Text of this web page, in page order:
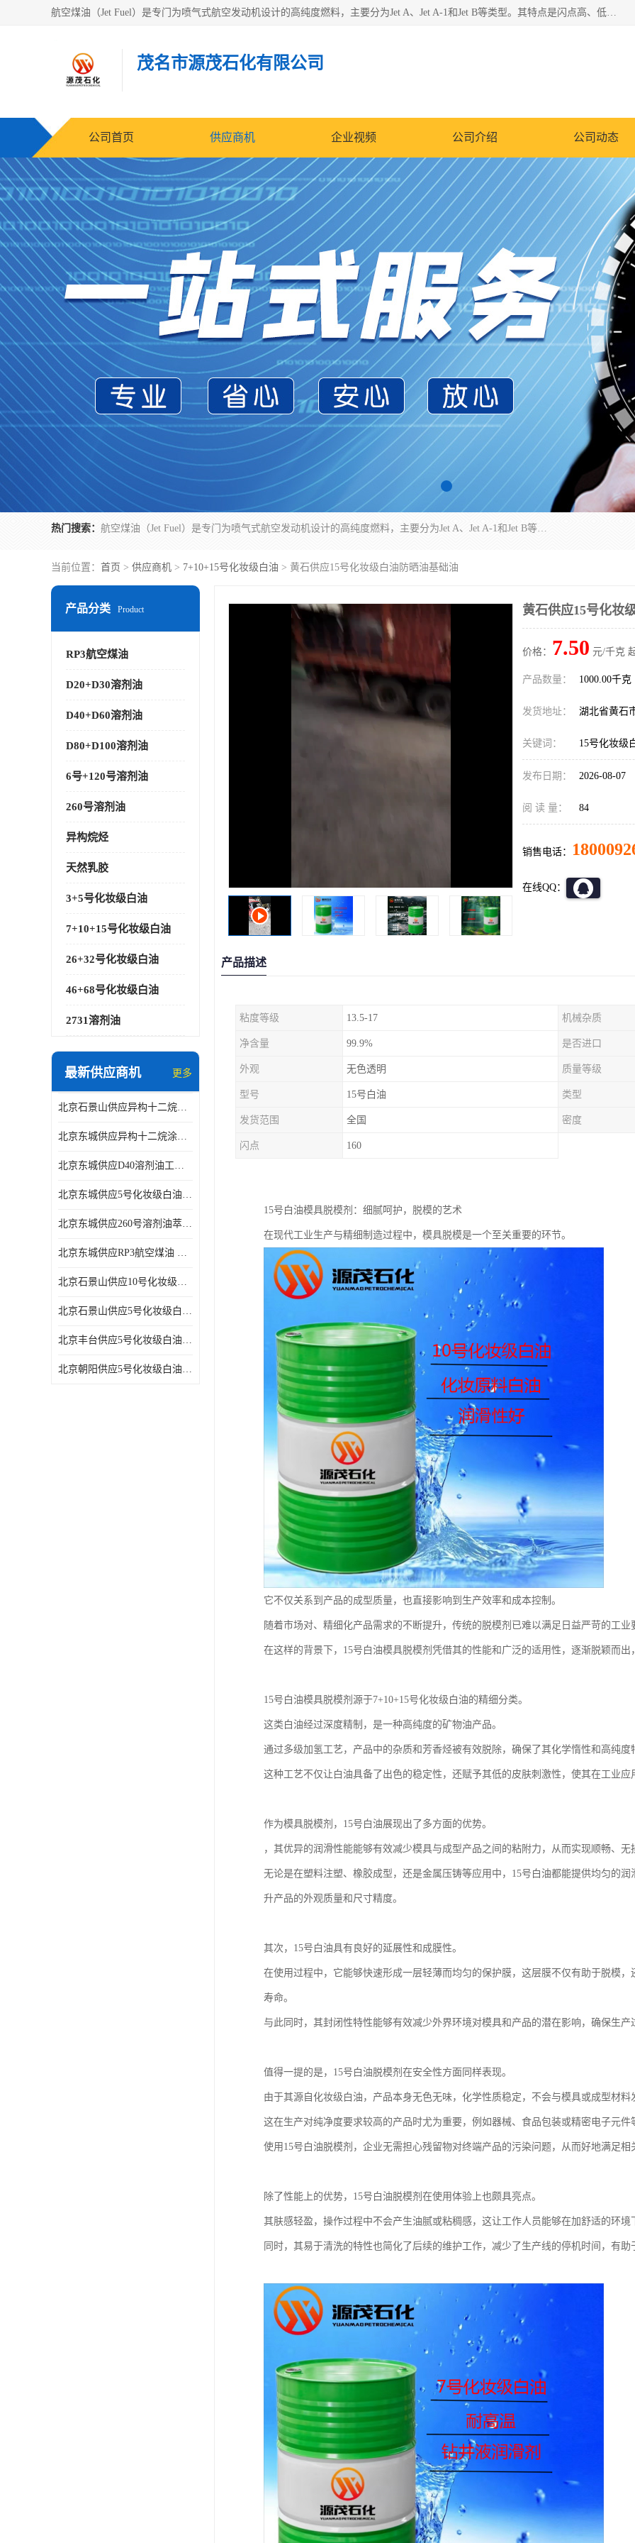
航空煤油（Jet Fuel）是专门为喷气式航空发动机设计的高纯度燃料，主要分为Jet A、Jet A-1和Jet B等类型。其特点是闪点高、低温流动性好，并添加了抗静电剂和抗氧化剂以确保飞行安全。航空煤油需
茂名市源茂石化有限公司
公司首页 供应商机 企业视频 公司介绍 公司动态
热门搜索： 航空煤油（Jet Fuel）是专门为喷气式航空发动机设计的高纯度燃料，主要分为Jet A、Jet A-1和Jet B等类型。其特点是闪点高、低温流动性好，并添加了抗静电剂和抗氧化剂以确保飞行安全。航空煤油需
当前位置： 首页 > 供应商机 > 7+10+15号化妆级白油 > 黄石供应15号化妆级白油防晒油基础油
产品分类 Product
RP3航空煤油
D20+D30溶剂油
D40+D60溶剂油
D80+D100溶剂油
6号+120号溶剂油
260号溶剂油
异构烷烃
天然乳胶
3+5号化妆级白油
7+10+15号化妆级白油
26+32号化妆级白油
46+68号化妆级白油
2731溶剂油
最新供应商机 更多
北京石景山供应异构十二烷香精助剂
北京东城供应异构十二烷涂料胶粘油墨稀释剂
北京东城供应D40溶剂油工业金属清洗
北京东城供应5号化妆级白油钻井液润滑剂
北京东城供应260号溶剂油萃取溶剂油金属萃取剂
北京东城供应RP3航空煤油 高含量国标工业级航空煤油燃料油 无色透明
北京石景山供应10号化妆级白油高精密机械润滑油
北京石景山供应5号化妆级白油缝纫机油 设备润滑油
北京丰台供应5号化妆级白油纤维与织物柔软光亮
北京朝阳供应5号化妆级白油纺织时的润滑剂
黄石供应15号化妆
价格： 7.50 元/千克
产品数量： 1000.00千克
发货地址： 湖北省黄石
关键词： 15号化妆级
发布日期： 2026-08-07
阅 读 量： 84
销售电话：
在线QQ：
产品描述
粘度等级 13.5-17 机械杂质
净含量 99.9% 是否进口
外观 无色透明 质量等级
型号 15号白油 类型
发货范围 全国 密度
闪点 160
15号白油模具脱模剂：细腻呵护，脱模的艺术
在现代工业生产与精细制造过程中，模具脱模是一个至关重要的环节。
它不仅关系到产品的成型质量，也直接影响到生产效率和成本控制。
随着市场对、精细化产品需求的不断提升，传统的脱模剂已难以满足日益严苛的工业
在这样的背景下，15号白油模具脱模剂凭借其的性能和广泛的适用性，逐渐脱颖而出
15号白油模具脱模剂源于7+10+15号化妆级白油的精细分类。
这类白油经过深度精制，是一种高纯度的矿物油产品。
通过多级加氢工艺，产品中的杂质和芳香烃被有效脱除，确保了其化学惰性和高纯度
这种工艺不仅让白油具备了出色的稳定性，还赋予其低的皮肤刺激性，使其在工业应
作为模具脱模剂，15号白油展现出了多方面的优势。
，其优异的润滑性能能够有效减少模具与成型产品之间的粘附力，从而实现顺畅、无
无论是在塑料注塑、橡胶成型，还是金属压铸等应用中，15号白油都能提供均匀的
升产品的外观质量和尺寸精度。
其次，15号白油具有良好的延展性和成膜性。
在使用过程中，它能够快速形成一层轻薄而均匀的保护膜，这层膜不仅有助于脱模
寿命。
与此同时，其封闭性特性能够有效减少外界环境对模具和产品的潜在影响，确保生产
值得一提的是，15号白油脱模剂在安全性方面同样表现。
由于其源自化妆级白油，产品本身无色无味，化学性质稳定，不会与模具或成型材料
这在生产对纯净度要求较高的产品时尤为重要，例如器械、食品包装或精密电子元件
使用15号白油脱模剂，企业无需担心残留物对终端产品的污染问题，从而好地满足相
除了性能上的优势，15号白油脱模剂在使用体验上也颇具亮点。
其肤感轻盈，操作过程中不会产生油腻或粘稠感，这让工作人员能够在加舒适的环境
同时，其易于清洗的特性也简化了后续的维护工作，减少了生产线的停机时间，有助